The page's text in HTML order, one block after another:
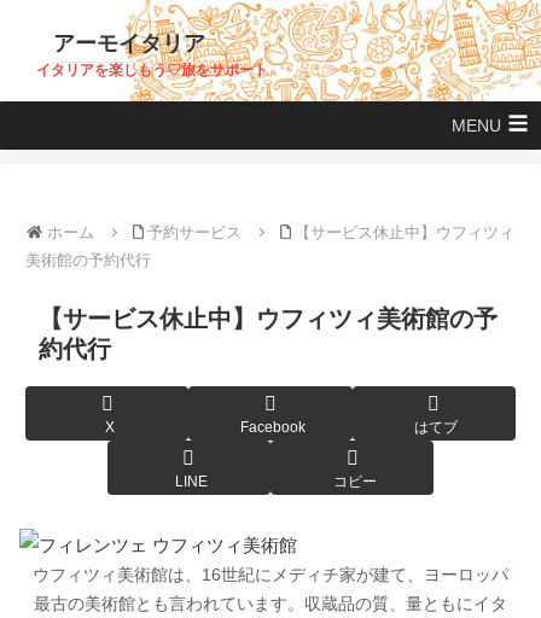
アーモイタリア
イタリアを楽しもう♡旅をサポート
MENU
ホーム 予約サービス
【サービス休止中】ウフィツィ
美術館の予約代行
【サービス休止中】ウフィツィ美術館の予
約代行
X Facebook はてブ
LINE コピー
ウフィツィ美術館は、16世紀にメディチ家が建て、ヨーロッパ
最古の美術館とも言われています。収蔵品の質、量ともにイタ